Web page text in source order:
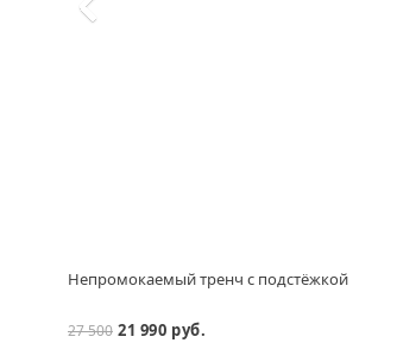
Непромокаемый тренч с подстёжкой
27 500 21 990 руб.